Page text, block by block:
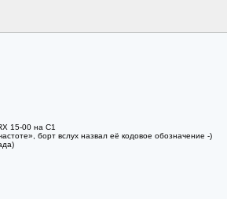
15-00 на С1
борт вслух назвал её кодовое обозначение -)